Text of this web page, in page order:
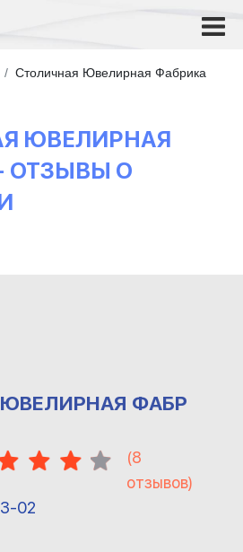
Столичная Ювелирная Фабрика
ЮВЕЛИРНАЯ
ОТЗЫВЫ О
ФАБР
(8
отзывов)
02